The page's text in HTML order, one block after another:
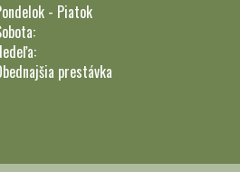
- Piatok
prestávka